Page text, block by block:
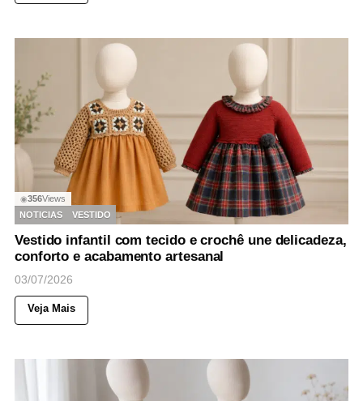
◉356Views
NOTICIAS
VESTIDO
Vestido infantil com tecido e crochê une delicadeza,
conforto e acabamento artesanal
03/07/2026
Veja Mais